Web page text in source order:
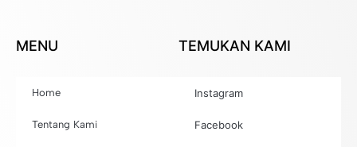
MENU
Home
Tentang Kami
TEMUKAN KAMI
Instagram
Facebook